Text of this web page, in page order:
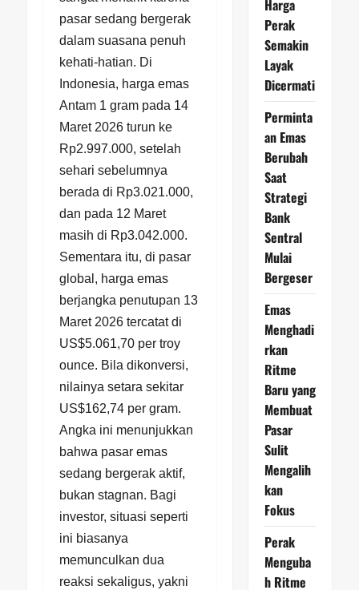
pasar sedang bergerak
dalam suasana penuh
kehati-hatian. Di
Indonesia, harga emas
Antam 1 gram pada 14
Maret 2026 turun ke
Rp2.997.000, setelah
sehari sebelumnya
berada di Rp3.021.000,
dan pada 12 Maret
masih di Rp3.042.000.
Sementara itu, di pasar
global, harga emas
berjangka penutupan 13
Maret 2026 tercatat di
US$5.061,70 per troy
ounce. Bila dikonversi,
nilainya setara sekitar
US$162,74 per gram.
Angka ini menunjukkan
bahwa pasar emas
sedang bergerak aktif,
bukan stagnan. Bagi
investor, situasi seperti
ini biasanya
memunculkan dua
reaksi sekaligus, yakni
Harga
Perak
Semakin
Layak
Dicermati
Perminta
an Emas
Berubah
Saat
Strategi
Bank
Sentral
Mulai
Bergeser
Emas
Menghadi
rkan
Ritme
Baru yang
Membuat
Pasar
Sulit
Mengalih
kan
Fokus
Perak
Menguba
h Ritme